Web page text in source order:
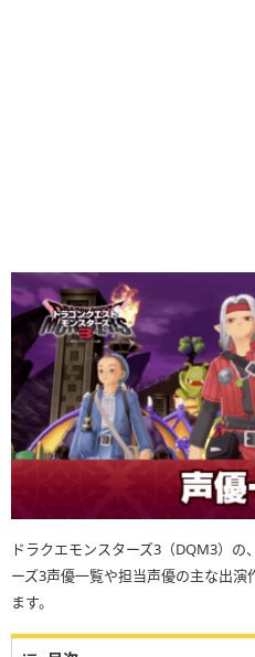
ドラクエモンスターズ3（DQM3）
ーズ3声優一覧や担当声優の主な出
ます。